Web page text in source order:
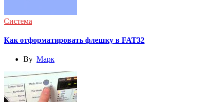
Система
Как отформатировать флешку в FAT32
By Марк